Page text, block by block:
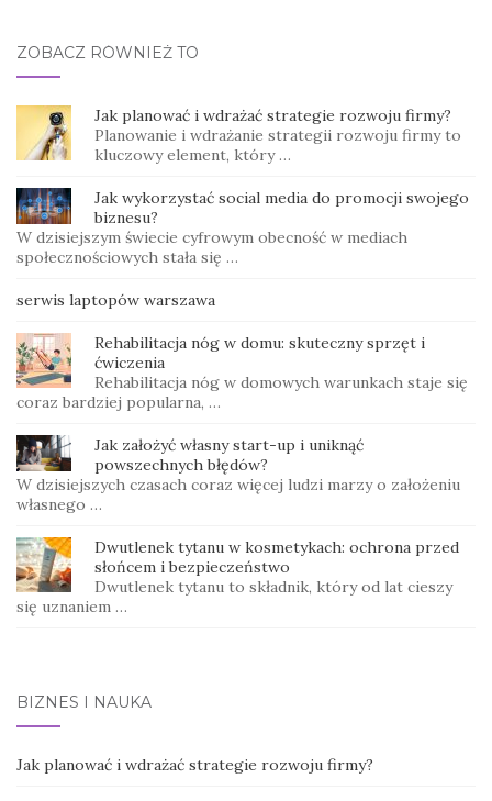
ZOBACZ RÓWNIEŻ TO
Jak planować i wdrażać strategie rozwoju firmy?
Planowanie i wdrażanie strategii rozwoju firmy to
kluczowy element, który …
Jak wykorzystać social media do promocji swojego
biznesu?
W dzisiejszym świecie cyfrowym obecność w mediach
społecznościowych stała się …
serwis laptopów warszawa
Rehabilitacja nóg w domu: skuteczny sprzęt i
ćwiczenia
Rehabilitacja nóg w domowych warunkach staje się
coraz bardziej popularna, …
Jak założyć własny start-up i uniknąć
powszechnych błędów?
W dzisiejszych czasach coraz więcej ludzi marzy o założeniu
własnego …
Dwutlenek tytanu w kosmetykach: ochrona przed
słońcem i bezpieczeństwo
Dwutlenek tytanu to składnik, który od lat cieszy
się uznaniem …
BIZNES I NAUKA
Jak planować i wdrażać strategie rozwoju firmy?